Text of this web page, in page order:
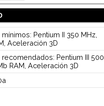
Pentium II 350 MHz,
Aceleración 3D
recomendados: Pentium III 500
RAM, Aceleración 3D